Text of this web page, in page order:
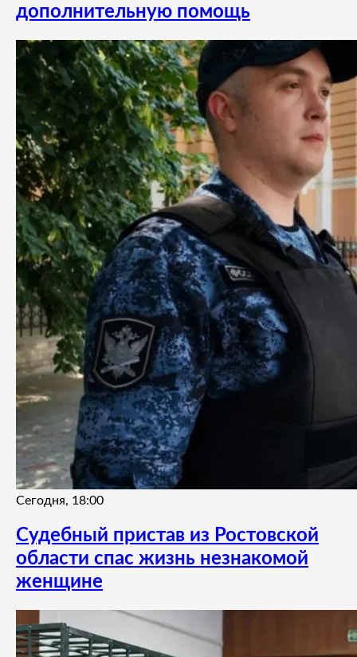
дополнительную помощь
Сегодня, 18:00
Судебный пристав из Ростовской
области спас жизнь незнакомой
женщине